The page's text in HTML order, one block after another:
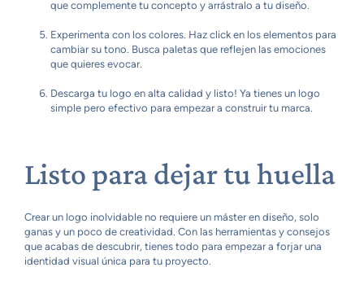
que complemente tu concepto y arrástralo a tu diseño.
Experimenta con los colores. Haz click en los elementos para
cambiar su tono. Busca paletas que reflejen las emociones
que quieres evocar.
Descarga tu logo en alta calidad y listo! Ya tienes un logo
simple pero efectivo para empezar a construir tu marca.
Listo para dejar tu huella
Crear un logo inolvidable no requiere un máster en diseño, solo
ganas y un poco de creatividad. Con las herramientas y consejos
que acabas de descubrir, tienes todo para empezar a forjar una
identidad visual única para tu proyecto.